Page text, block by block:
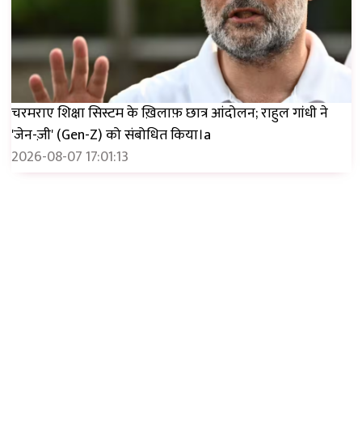
चरमराए शिक्षा सिस्टम के ख़िलाफ़ छात्र आंदोलन; राहुल गांधी ने
'जेन-ज़ी' (Gen-Z) को संबोधित किया।a
2026-08-07 17:01:13